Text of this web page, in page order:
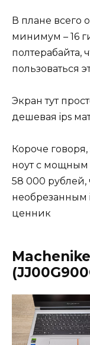
В плане всего
минимум – 16
полтерабайта,
пользоваться
Экран тут
дешевая ips
Короче
ноут с мощным
58 000 рублей,
необрезанным
ценник